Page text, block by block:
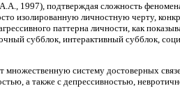
1997), подтверждая сложность
изолированную личностную черту,
паттерна личности, как
субблок, интерактивный субблок,
множественную систему достоверных
а также с депрессивностью,